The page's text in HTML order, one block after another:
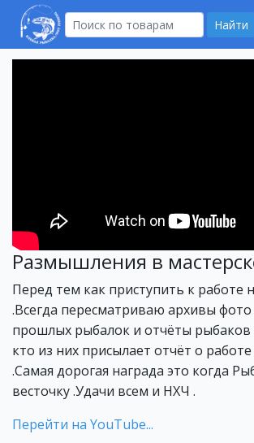
Найти
Размышления в
Перед тем как приступить к работе
.Всегда пересматриваю архивы
прошлых рыбалок и отчёты рыбаков
кто из них присылает отчёт о
.Самая дорогая награда это когда
весточку .Удачи всем и НХЧ .
Перейти на YouTube...